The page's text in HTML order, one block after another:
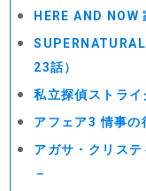
HERE AND NOW
23話）
私立探偵ストライ
アフェア3 情事の
アガサ・クリス
－